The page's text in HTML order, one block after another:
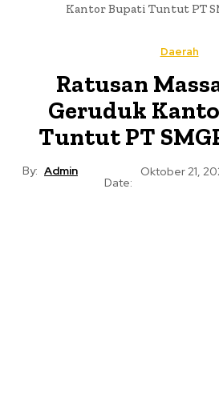
Kantor Bupati Tuntut PT
Daerah
Ratusan
Geruduk
Tuntut PT
By: Admin
Date:
Oktober 21,